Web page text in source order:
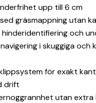
upp till 6 cm
gräsmappning utan
och
i skuggiga och
för exakt
drift
utan extra